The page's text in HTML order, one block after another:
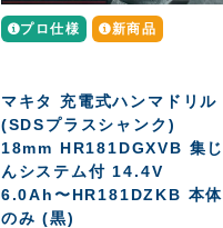
プロ仕様 新商品
マキタ 充電式ハンマドリル
(SDSプラスシャンク)
18mm HR181DGXVB 集じ
んシステム付 14.4V
6.0Ah〜HR181DZKB 本体
のみ (黒)